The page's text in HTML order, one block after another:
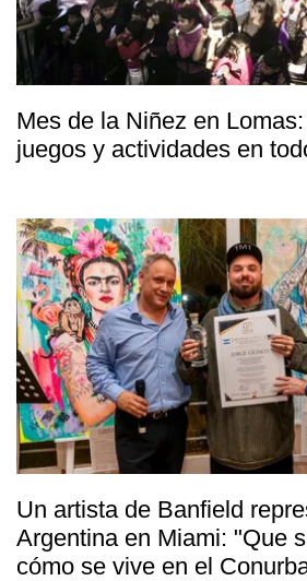
Mes de la Niñez en
juegos y actividades en
Un artista de Banfield
Argentina en Miami: "Que
cómo se vive en el